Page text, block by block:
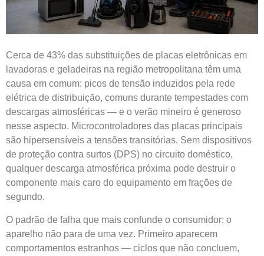
Cerca de 43% das substituições de placas eletrônicas em
lavadoras e geladeiras na região metropolitana têm uma
causa em comum: picos de tensão induzidos pela rede
elétrica de distribuição, comuns durante tempestades com
descargas atmosféricas — e o verão mineiro é generoso
nesse aspecto. Microcontroladores das placas principais
são hipersensíveis a tensões transitórias. Sem dispositivos
de proteção contra surtos (DPS) no circuito doméstico,
qualquer descarga atmosférica próxima pode destruir o
componente mais caro do equipamento em frações de
segundo.
O padrão de falha que mais confunde o consumidor: o
aparelho não para de uma vez. Primeiro aparecem
comportamentos estranhos — ciclos que não concluem,